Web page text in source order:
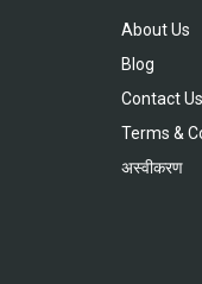
About Us
Blog
Contact Us
Terms &
अस्वीकरण